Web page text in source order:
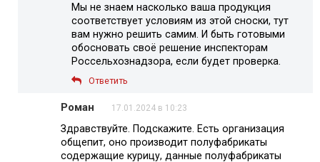
Мы не знаем насколько ваша продукция
соответствует условиям из этой сноски, тут
вам нужно решить самим. И быть готовыми
обосновать своё решение инспекторам
Россельхознадзора, если будет проверка.
Ответить
Роман 17.01.2024 в 10:23
Здравствуйте. Подскажите. Есть организация
общепит, оно производит полуфабрикаты
содержащие курицу, данные полуфабрикаты